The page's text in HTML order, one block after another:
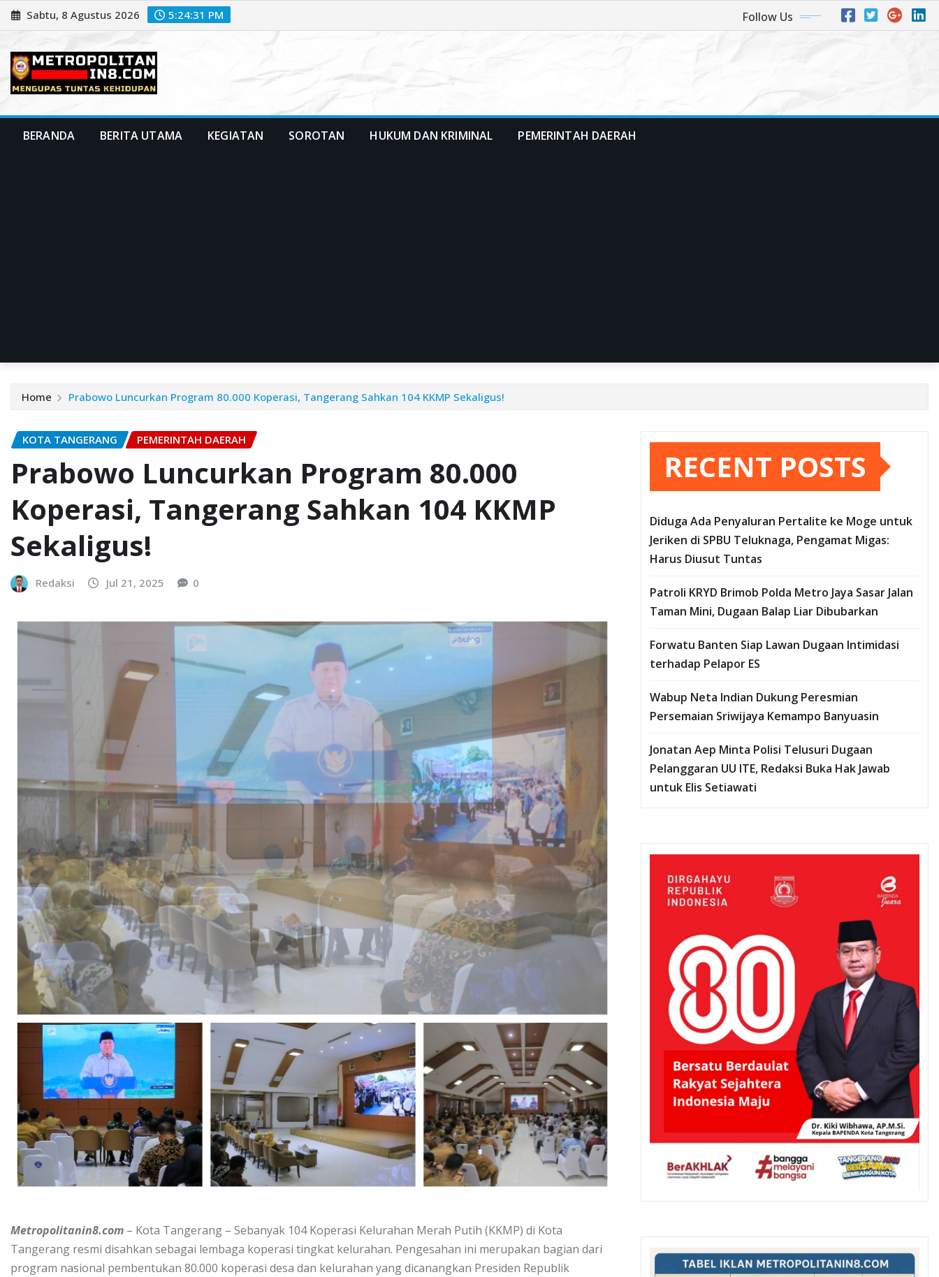
Skip
to
Sabtu, 8 Agustus 2026 5:24:32 PM Follow Us
BERANDA BERITA UTAMA KEGIATAN SOROTAN HUKUM DAN KRIMINAL PEMERINTAH DAERAH
Home Prabowo Luncurkan Program 80.000 Koperasi, Tangerang Sahkan 104 KKMP Sekaligus!
KOTA TANGERANG PEMERINTAH DAERAH
Prabowo Luncurkan Program 80.000
Koperasi, Tangerang Sahkan 104 KKMP
Sekaligus!
Redaksi Jul 21, 2025 0
Metropolitanin8.com – Kota Tangerang – Sebanyak 104 Koperasi Kelurahan Merah Putih (KKMP) di Kota
Tangerang resmi disahkan sebagai lembaga koperasi tingkat kelurahan. Pengesahan ini merupakan bagian dari
program nasional pembentukan 80.000 koperasi desa dan kelurahan yang dicanangkan Presiden Republik
RECENT POSTS
Diduga Ada Penyaluran Pertalite ke Moge untuk
Jeriken di SPBU Teluknaga, Pengamat Migas:
Harus Diusut Tuntas
Patroli KRYD Brimob Polda Metro Jaya Sasar Jalan
Taman Mini, Dugaan Balap Liar Dibubarkan
Forwatu Banten Siap Lawan Dugaan Intimidasi
terhadap Pelapor ES
Wabup Neta Indian Dukung Peresmian
Persemaian Sriwijaya Kemampo Banyuasin
Jonatan Aep Minta Polisi Telusuri Dugaan
Pelanggaran UU ITE, Redaksi Buka Hak Jawab
untuk Elis Setiawati